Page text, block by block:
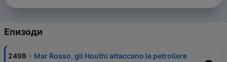
Епизоди
2498 - Mar Rosso, gli Houthi attaccano le petroliere